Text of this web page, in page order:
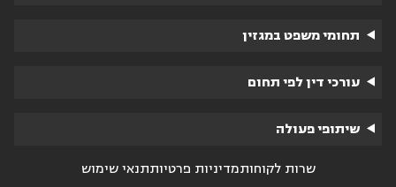
תחומי משפט במגזין
עורכי דין לפי תחום
שיתופי פעולה
שרות לקוחותמדיניות פרטיותתנאי שימוש